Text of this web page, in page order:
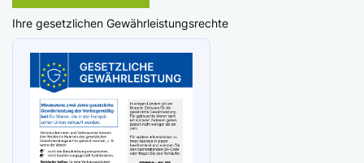
Ihre gesetzlichen Gewährleistungsrechte